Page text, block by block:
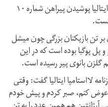
مهاجم آرژانتینی تیم فوتبال یوونتوس ایتالیا پوشیدن پیراهن شماره ۱۰
تاکنون بر تن بازیکنان بزرگی چون میشل
و پل پوگبا بوده است که در این
گلزن بانوی پیر رسیده است.
لااستامپا ایتالیا گفت: وقتی
عوض کنم، صبر کردم و پیش خودم